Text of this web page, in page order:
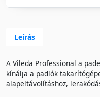
Leírás
A Vileda Professional a
kínálja a padlók
alapeltávolításhoz,